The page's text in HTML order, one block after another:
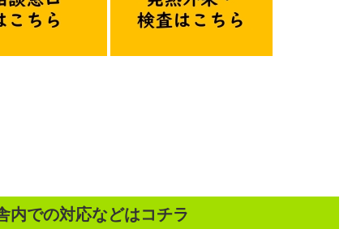
内での対応などはコチラ